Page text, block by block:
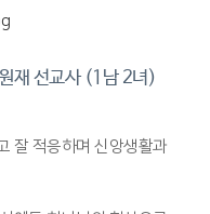
재 선교사 (1남 2녀)
잘 적응하며 신앙생활과